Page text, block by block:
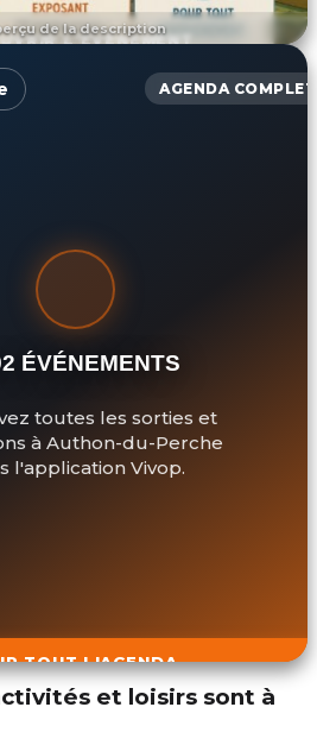
de la description
L'ÉVÉNEMENT
AGENDA COMPLET
ÉVÉNEMENTS
toutes les sorties et
à Authon-du-Perche
l'application Vivop.
TOUT L'AGENDA
et loisirs sont à